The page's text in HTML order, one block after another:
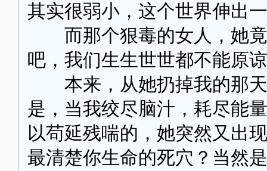
其实很弱小，这个世界伸出
而那个狠毒的女人，她竟
吧，我们生生世世都不能原
本来，从她扔掉我的那天
是，当我绞尽脑汁，耗尽能
以苟延残喘的，她突然又出
最清楚你生命的死穴？当然